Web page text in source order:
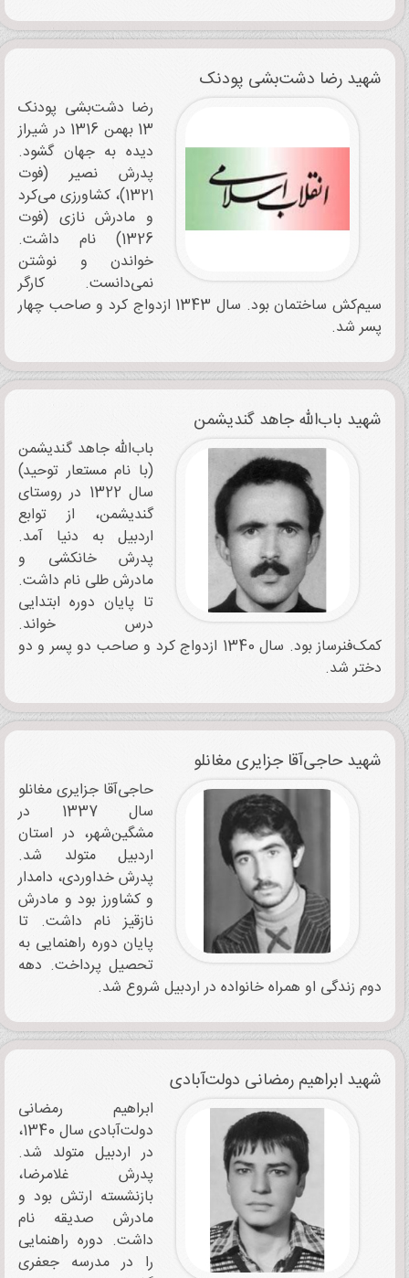
شهید رضا دشت‌بشی پودنک
رضا دشت‌بشی پودنک
13 بهمن 1316 در شیراز
دیده به جهان گشود.
پدرش نصیر (فوت
1321)، کشاورزی می‌کرد
و مادرش نازی (فوت
1326) نام داشت.
خواندن و نوشتن
نمی‌دانست. کارگر
سیم‌کش ساختمان بود. سال 1343 ازدواج کرد و صاحب چهار
پسر شد.
شهید باب‌الله جاهد‌ گندیشمن
باب‌الله جاهد‌ گندیشمن
(با نام مستعار توحید)
سال 1322 در روستای
گندیشمن، از توابع
اردبیل به دنیا آمد.
پدرش خانکشی و
مادرش طلی نام داشت.
تا پایان دوره ابتدایی
درس خواند.
کمک‌فنرساز بود. سال 1340 ازدواج کرد و صاحب دو پسر و دو
دختر شد.
شهید حاجی‌آقا جزایری مغانلو
حاجی‌آقا جزایری مغانلو
سال 1337 در
مشگین‌شهر، در استان
اردبیل متولد شد.
پدرش خداوردی، دامدار
و کشاورز بود و مادرش
نازقیز نام داشت. تا
پایان دوره راهنمایی به
تحصیل پرداخت. دهه
دوم زندگی او همراه خانواده در اردبیل شروع‌ شد.
شهید ابراهیم رمضانی دولت‌آبادی
ابراهیم رمضانی
دولت‌آبادی سال 1340،
در اردبیل متولد شد.
پدرش غلامرضا،
بازنشسته ارتش بود و
مادرش صدیقه نام
داشت. دوره راهنمایی
را در مدرسه جعفری